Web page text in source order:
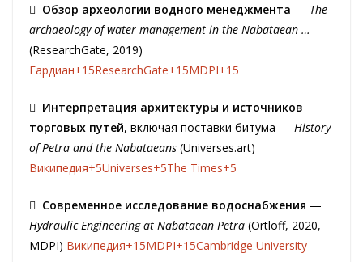
 Обзор археологии водного менеджмента — The
archaeology of water management in the Nabataean …
(ResearchGate, 2019)
Гардиан+15ResearchGate+15MDPI+15
 Интерпретация архитектуры и источников
торговых путей, включая поставки битума — History
of Petra and the Nabataeans (Universes.art)
Википедия+5Universes+5The Times+5
 Современное исследование водоснабжения —
Hydraulic Engineering at Nabataean Petra (Ortloff, 2020,
MDPI) Википедия+15MDPI+15Cambridge University